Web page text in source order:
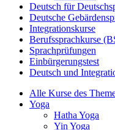
Deutsch für
Deutsche
Integrationskurse
Berufssprachkurse
Sprachprüfungen
Einbürgerungstest
Deutsch und
Alle Kurse des
Yoga
Hatha Yoga
Yin Yoga